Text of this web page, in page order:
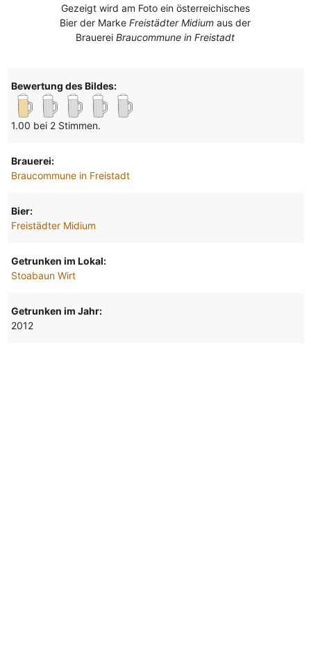
Gezeigt wird am Foto ein österreichisches
Bier der MarkeFreistädter Midium aus der
BrauereiBraucommune in Freistadt
Bewertung des Bildes:
1.00 bei 2 Stimmen.
Brauerei:
Braucommune in Freistadt
Bier:
Freistädter Midium
Getrunken im Lokal:
Stoabaun Wirt
Getrunken im Jahr:
2012